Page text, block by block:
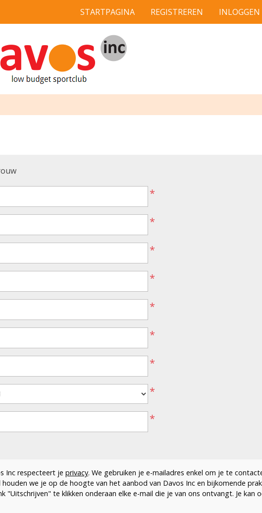
STARTPAGINA REGISTREREN INLOGGEN
*
*
*
*
*
*
*
*
*
Inc respecteert je privacy. We gebruiken je e-mailadres enkel om je te
we je op de hoogte van het aanbod van Davos Inc en bijkomende
"Uitschrijven" te klikken onderaan elke e-mail die je van ons ontvangt. Je kan